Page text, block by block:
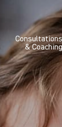
Consultations
& Coaching